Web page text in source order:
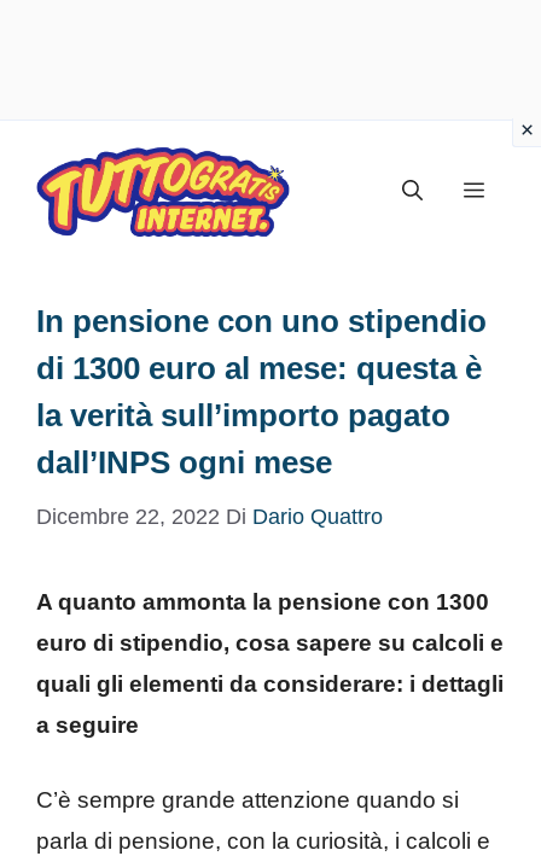
contenuto
Menu
In pensione con uno stipendio
di 1300 euro al mese: questa è
la verità sull’importo pagato
dall’INPS ogni mese
Dicembre 22, 2022 Di Dario Quattro
A quanto ammonta la pensione con 1300
euro di stipendio, cosa sapere su calcoli e
quali gli elementi da considerare: i dettagli
a seguire
C’è sempre grande attenzione quando si
parla di pensione, con la curiosità, i calcoli e